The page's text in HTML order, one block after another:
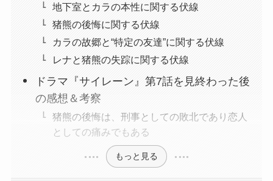
地下室とカラの本性に関する伏線
猪熊の後悔に関する伏線
カラの故郷と“特定の友達”に関する伏線
レナと猪熊の失踪に関する伏線
ドラマ『サイレーン』第7話を見終わった後
の感想＆考察
猪熊の後悔は、刑事としての敗北であり恋人
としての痛みでもある
もっと見る